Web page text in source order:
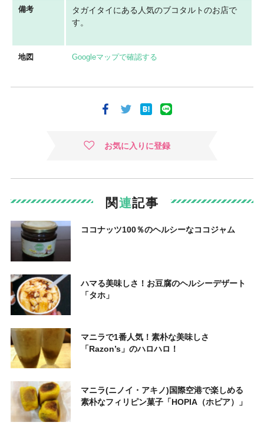
備考
タガイタイにある人気のブコタルトのお店で
す。
地図 Googleマップで確認する
お気に入りに登録
関連記事
ココナッツ100％のヘルシーなココジャム
ハマる美味しさ！お豆腐のヘルシーデザート
「タホ」
マニラで1番人気！素朴な美味しさ
「Razon’s」のハロハロ！
マニラ(ニノイ・アキノ)国際空港で楽しめる
素朴なフィリピン菓子「HOPIA（ホピア）」